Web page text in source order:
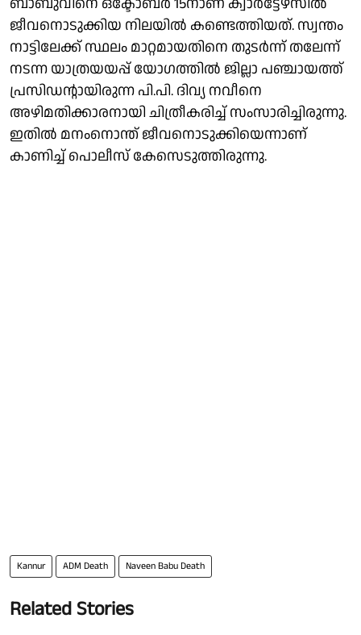
ജീവനൊടുക്കിയ നിലയിൽ കണ്ടെത്തിയത്. സ്വന്തം
നാട്ടിലേക്ക് സ്ഥലം മാറ്റമായതിനെ തുടർന്ന് തലേന്ന്
നടന്ന യാത്രയയപ്പ് യോഗത്തിൽ ജില്ലാ പഞ്ചായത്ത്
പ്രസിഡൻ്റായിരുന്ന പി.പി. ദിവ്യ നവീനെ
അഴിമതിക്കാരനായി ചിത്രീകരിച്ച് സംസാരിച്ചിരുന്നു.
ഇതിൽ മനംനൊന്ത് ജീവനൊടുക്കിയെന്നാണ്
കാണിച്ച് പൊലീസ് കേസെടുത്തിരുന്നു.
Kannur ADM Death Naveen Babu Death
Related Stories